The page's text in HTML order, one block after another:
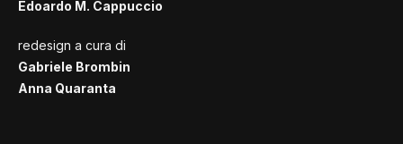
Edoardo M. Cappuccio
redesign a cura di
Gabriele Brombin
Anna Quaranta